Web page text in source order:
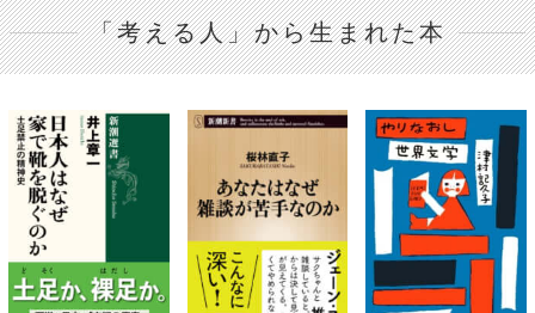
「考える人」から生まれた本